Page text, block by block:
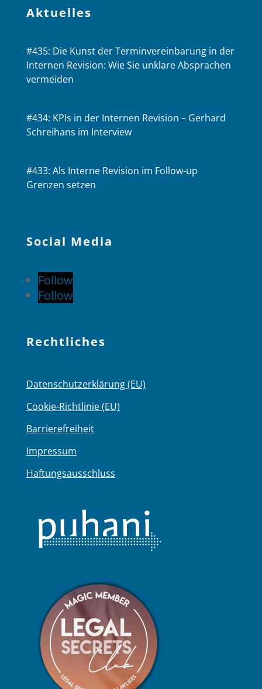
Aktuelles
#435: Die Kunst der Terminvereinbarung in der
Internen Revision: Wie Sie unklare Absprachen
vermeiden
#434: KPIs in der Internen Revision – Gerhard
Schreihans im Interview
#433: Als Interne Revision im Follow-up
Grenzen setzen
Social Media
Follow
Follow
Rechtliches
Datenschutzerklärung (EU)
Cookie-Richtlinie (EU)
Barrierefreiheit
Impressum
Haftungsausschluss